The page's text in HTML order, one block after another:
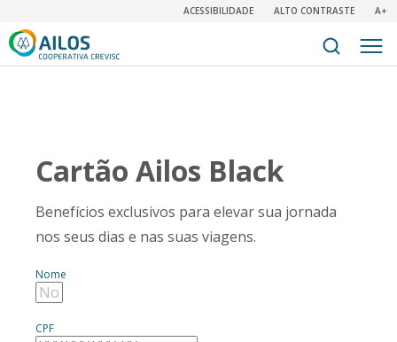
ACESSIBILIDADE ALTO CONTRASTE A+
Cartão Ailos Black
Benefícios exclusivos para elevar sua jornada
nos seus dias e nas suas viagens.
Nome
CPF